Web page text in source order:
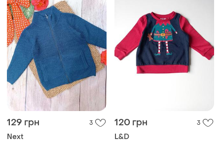
129 грн 3
Next
120 грн 3
L&D